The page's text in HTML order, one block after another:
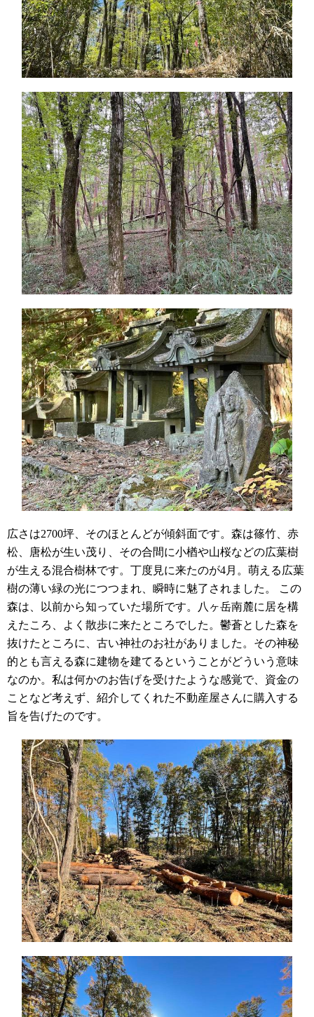
広さは2700坪、そのほとんどが傾斜面です。森は篠竹、赤
松、唐松が生い茂り、その合間に小楢や山桜などの広葉樹
が生える混合樹林です。丁度見に来たのが4月。萌える広葉
樹の薄い緑の光につつまれ、瞬時に魅了されました。 この
森は、以前から知っていた場所です。八ヶ岳南麓に居を構
えたころ、よく散歩に来たところでした。鬱蒼とした森を
抜けたところに、古い神社のお社がありました。その神秘
的とも言える森に建物を建てるということがどういう意味
なのか。私は何かのお告げを受けたような感覚で、資金の
ことなど考えず、紹介してくれた不動産屋さんに購入する
旨を告げたのです。